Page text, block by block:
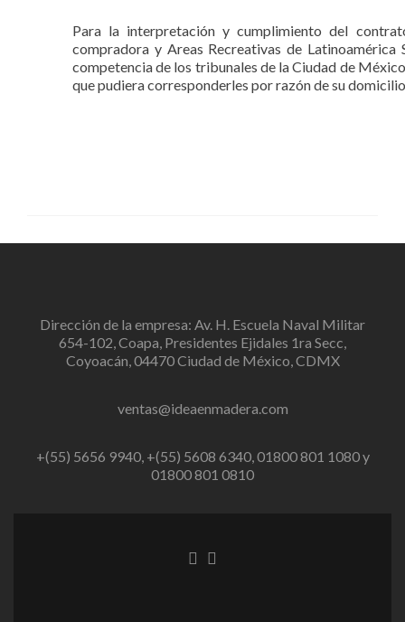
Para la interpretación y cumplimiento del
compradora y Areas Recreativas de
competencia de los tribunales de la Ciudad de
que pudiera corresponderles por razón de su
Dirección de la empresa: Av. H. Escuela Naval Militar
654-102, Coapa, Presidentes Ejidales 1ra Secc,
Coyoacán, 04470 Ciudad de México, CDMX
ventas@ideaenmadera.com
+(55) 5656 9940, +(55) 5608 6340, 01800 801 1080 y
01800 801 0810
EnlaceEnlace